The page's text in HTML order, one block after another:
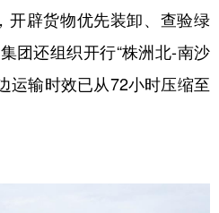
青海 宁夏
黑龙江
开辟货物优先装卸、查验绿
团还组织开行“株洲北-南沙
运输时效已从72小时压缩至